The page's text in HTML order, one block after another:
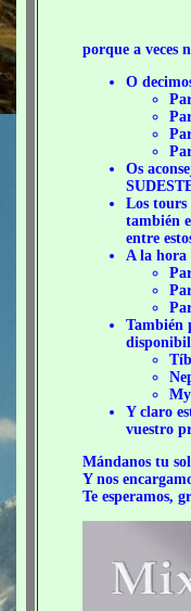
porque a veces
O
Os
Los
también
entre
A la hora
También
Y claro
vuestro
Mándanos tu
Y nos
Te esperamos,